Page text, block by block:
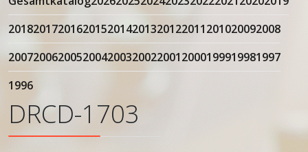
20182017201620152014201320122011201020092008
20072006200520042003200220012000199919981997
1996
DRCD-1703